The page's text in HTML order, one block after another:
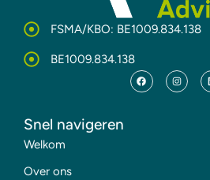
FSMA/KBO: BE1009.834.138
BE1009.834.138
Snel navigeren
Welkom
Over ons